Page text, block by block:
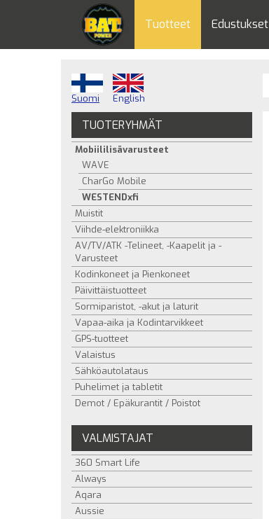
Tuotteet Edustukset
Suomi English
TUOTERYHMÄT
Mobiililisävarusteet
WAVE
CharGo Mobile
WESTENDxfi
Muistit
Viihde-elektroniikka
AV/TV/ATK -Telineet, -Kaapelit ja -
Varusteet
Kodinkoneet ja Pienkoneet
Päivittäistuotteet
Sormiparistot, -akut ja laturit
Vapaa-aika ja Kodintarvikkeet
GPS-tuotteet
Valaistus
Sähköautolataus
Puhelimet ja tabletit
Demot / Epäkurantit / Poistot
VALMISTAJAT
360 Smart Life
Always
Aqara
Aussie